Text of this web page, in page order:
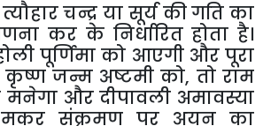
चन्द्र या सूर्य की गति का
कर के निर्धारित होता है।
पूर्णिमा को आएगी और पूरा
कृष्ण जन्म अष्टमी को, तो राम
और दीपावली अमावस्या
मकर संक्रमण पर अयन का